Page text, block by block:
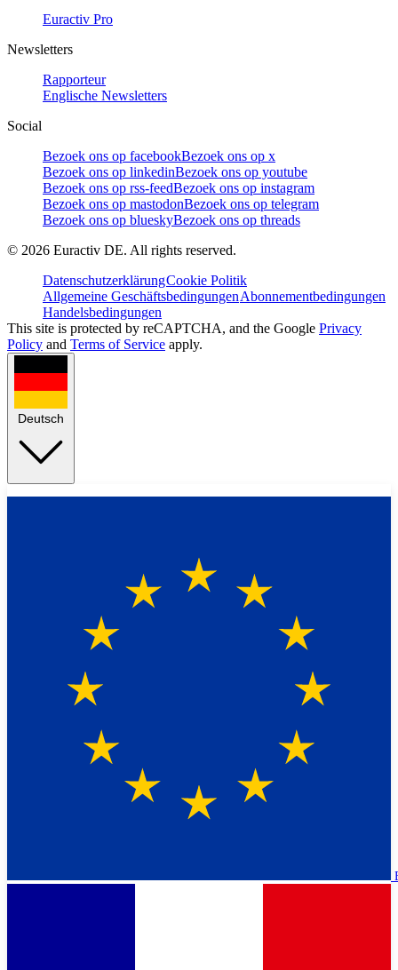
Euractiv Pro
Newsletters
Rapporteur
Englische Newsletters
Social
Bezoek ons op facebookBezoek ons op x
Bezoek ons op linkedinBezoek ons op youtube
Bezoek ons op rss-feedBezoek ons op instagram
Bezoek ons op mastodonBezoek ons op telegram
Bezoek ons op blueskyBezoek ons op threads
© 2026 Euractiv DE. All rights reserved.
DatenschutzerklärungCookie Politik
Allgemeine GeschäftsbedingungenAbonnementbedingungen
Handelsbedingungen
This site is protected by reCAPTCHA, and the Google Privacy
Policy and Terms of Service apply.
Deutsch